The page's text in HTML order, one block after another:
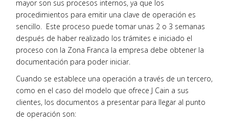
mayor son sus procesos internos, ya que los
procedimientos para emitir una clave de operación es
sencillo. Este proceso puede tomar unas 2 o 3 semanas
después de haber realizado los trámites e iniciado el
proceso con la Zona Franca la empresa debe obtener la
documentación para poder iniciar.
Cuando se establece una operación a través de un tercero,
como en el caso del modelo que ofrece J Cain a sus
clientes, los documentos a presentar para llegar al punto
de operación son: